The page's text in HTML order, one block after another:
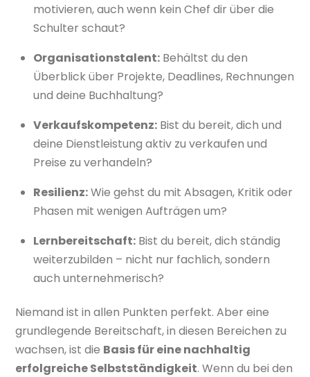
motivieren, auch wenn kein Chef dir über die
Schulter schaut?
Organisationstalent: Behältst du den
Überblick über Projekte, Deadlines, Rechnungen
und deine Buchhaltung?
Verkaufskompetenz: Bist du bereit, dich und
deine Dienstleistung aktiv zu verkaufen und
Preise zu verhandeln?
Resilienz:Wie gehst du mit Absagen, Kritik oder
Phasen mit wenigen Aufträgen um?
Lernbereitschaft: Bist du bereit, dich ständig
weiterzubilden – nicht nur fachlich, sondern
auch unternehmerisch?
Niemand ist in allen Punkten perfekt. Aber eine
grundlegende Bereitschaft, in diesen Bereichen zu
wachsen, ist die Basis für eine nachhaltig
erfolgreiche Selbstständigkeit. Wenn du bei den